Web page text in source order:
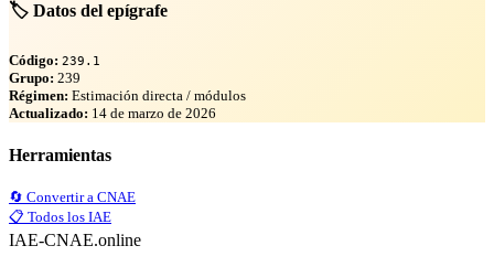
🏷️ Datos del epígrafe
Código: 239.1
Grupo: 239
Régimen: Estimación directa / módulos
Actualizado: 14 de marzo de 2026
Herramientas
🔄 Convertir a CNAE
📋 Todos los IAE
IAE-CNAE.online